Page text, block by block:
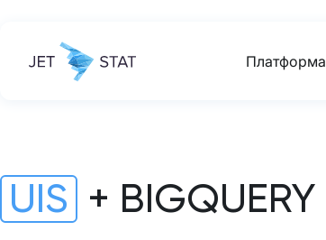
Платформа
UIS + BIGQUERY